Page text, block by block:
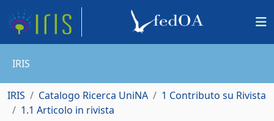
IRIS
IRIS Catalogo Ricerca UniNA
1 Contributo su Rivista
1.1 Articolo in rivista